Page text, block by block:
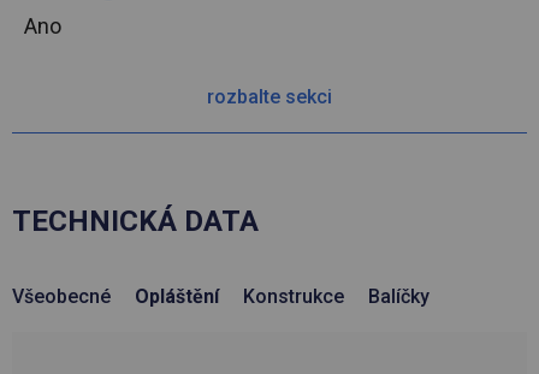
Ano
rozbalte sekci
TECHNICKÁ DATA
Všeobecné Opláštění Konstrukce Balíčky